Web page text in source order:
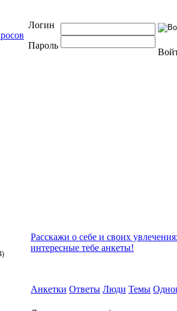
Логин
Пароль
Расскажи о себе и своих
интересные тебе анкеты!
Анкетки Ответы Люди Темы